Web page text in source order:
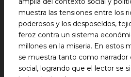
muestra las tensiones entre los
poderosos y los desposeídos,
feroz contra un sistema
millones en la miseria. En estos
se muestra tanto como narrador
social, logrando que el lector se